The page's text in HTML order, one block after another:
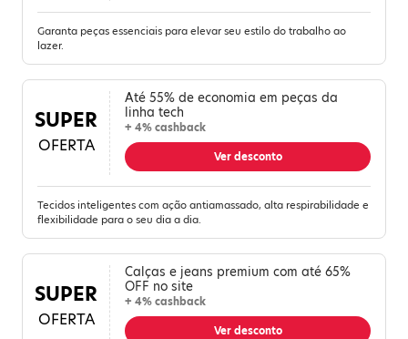
Garanta peças essenciais para elevar seu estilo do trabalho ao
lazer.
SUPER
OFERTA
Até 55% de economia em peças da
linha tech
+ 4% cashback
Ver desconto
Tecidos inteligentes com ação antiamassado, alta respirabilidade e
flexibilidade para o seu dia a dia.
SUPER
OFERTA
Calças e jeans premium com até 65%
OFF no site
+ 4% cashback
Ver desconto